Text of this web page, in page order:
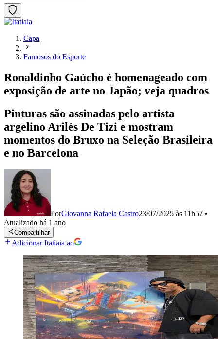
Capa
Famosos do Esporte
Ronaldinho Gaúcho é homenageado com
exposição de arte no Japão; veja quadros
Pinturas são assinadas pelo artista
argelino Arilès De Tizi e mostram
momentos do Bruxo na Seleção Brasileira
e no Barcelona
PorGiovanna Rafaela Castro23/07/2025 às 11h57 •
Atualizado há 1 ano
Compartilhar
Adicionar Itatiaia ao